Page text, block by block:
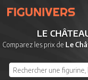
LE
Comparez les prix de Le